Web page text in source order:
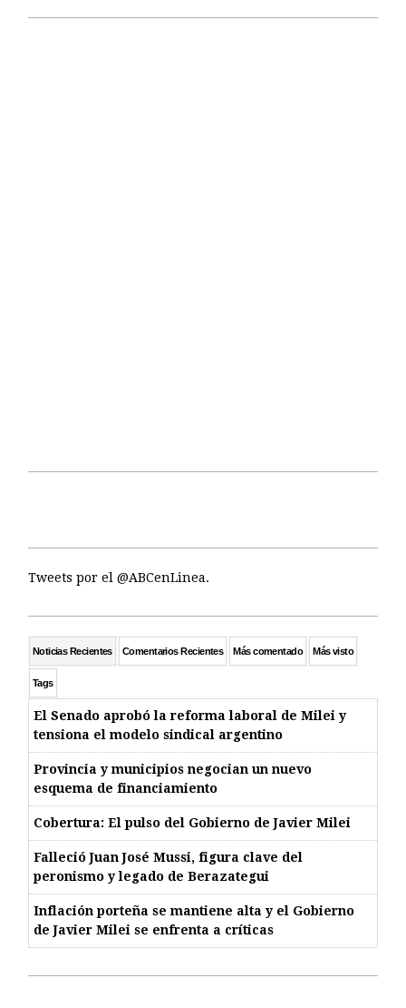
Tweets por el @ABCenLinea.
Noticias Recientes Comentarios Recientes Más comentado Más visto
Tags
El Senado aprobó la reforma laboral de Milei y
tensiona el modelo sindical argentino
Provincia y municipios negocian un nuevo
esquema de financiamiento
Cobertura: El pulso del Gobierno de Javier Milei
Falleció Juan José Mussi, figura clave del
peronismo y legado de Berazategui
Inflación porteña se mantiene alta y el Gobierno
de Javier Milei se enfrenta a críticas